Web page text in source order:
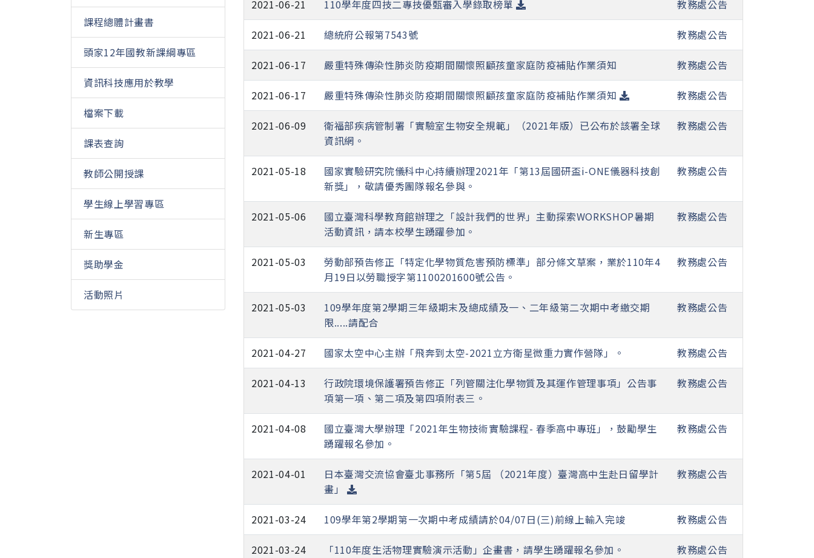
課程總體計畫書
頭家12年國教新課綱專區
資訊科技應用於教學
檔案下載
課表查詢
教師公開授課
學生線上學習專區
新生專區
獎助學金
活動照片
2021-06-21 110學年度四技二專技優甄審入學錄取榜單 教務處公告
2021-06-21 總統府公報第7543號 教務處公告
2021-06-17 嚴重特殊傳染性肺炎防疫期間關懷照顧孩童家庭防疫補貼作業須知 教務處公告
2021-06-17 嚴重特殊傳染性肺炎防疫期間關懷照顧孩童家庭防疫補貼作業須知 教務處公告
2021-06-09
衛福部疾病管制署「實驗室生物安全規範」（2021年版）已公布於該署全球
資訊網。
教務處公告
2021-05-18
國家實驗研究院儀科中心持續辦理2021年「第13屆國研盃i-ONE儀器科技創
新獎」，敬請優秀團隊報名參與。
教務處公告
2021-05-06
國立臺灣科學教育館辦理之「設計我們的世界」主動探索WORKSHOP暑期
活動資訊，請本校學生踴躍參加。
教務處公告
2021-05-03
勞動部預告修正「特定化學物質危害預防標準」部分條文草案，業於110年4
月19日以勞職授字第1100201600號公告。
教務處公告
2021-05-03
109學年度第2學期三年級期末及總成績及一、二年級第二次期中考繳交期
限.....請配合
教務處公告
2021-04-27 國家太空中心主辦「飛奔到太空-2021立方衛星微重力實作營隊」。 教務處公告
2021-04-13
行政院環境保護署預告修正「列管關注化學物質及其運作管理事項」公告事
項第一項、第二項及第四項附表三。
教務處公告
2021-04-08
國立臺灣大學辦理「2021年生物技術實驗課程- 春季高中專班」，鼓勵學生
踴躍報名參加。
教務處公告
2021-04-01
日本臺灣交流協會臺北事務所「第5屆 （2021年度）臺灣高中生赴日留學計
畫」
教務處公告
2021-03-24 109學年第2學期第一次期中考成績請於04/07日(三)前線上輸入完竣 教務處公告
2021-03-24 「110年度生活物理實驗演示活動」企畫書，請學生踴躍報名參加。 教務處公告